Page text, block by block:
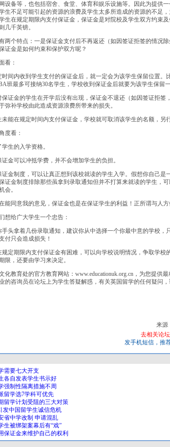
设备等，也包括宿舍、食堂、体育和娱乐设施等。因此为提供
生不足可能引起的资源的浪费及学生太多所造成的资源的不足
生在规定期限内支付保证金，保证金是对院校及学生双方约束及
几千英镑。
个特点：一是保证金支付后不再返还（如因签证拒签的情况除
证金是如何约束和保护双方呢？
：
内收到学生支付的保证金后，就一定会为该学生保留位置。
班最多可接纳30名学生，学校收到保证金后就要为该学生保留一
金的学生在开学后没有出现，保证金不退还（如因签证拒签
弥补学校由此造成资源浪费所带来的损失。
在规定时间内支付保证金，学校就可取消该学生的名额，另行
看：
生的入学资格。
可以冲抵学费，并不会增加学生的负担。
制度，可以让真正想到该校就读的学生入学。假想你自己是
证金制度排除那些虽拿到录取通知但并不打算来就读的学生，
会。
同意我的意见，保证金也是在保证学生的利益！正所谓与人方
给广大学生一个忠告：
拿着几份录取通知，建议你从中选择一个你最中意的学校，
付只会造成损失！
期限内支付保证金有困难，可以向学校说明情况，争取学校
限，还要由学习来决定。
教育处的官方教育网站：www.educationuk.org.cn，为您提供
的咨询员在论坛上为学生答疑解惑，有关英国留学的任何疑问
来源
去相关论坛
发手机短信，推
需要七大开支
各自发表学生书示好
强制性隔离措施不周
留学选7学科可优先
留学计划受阻的三大对策
发中国留学生诚信危机
省中学改制 申请混乱
生被绑架案幕后有“戏”
保证金来维护自己的权利